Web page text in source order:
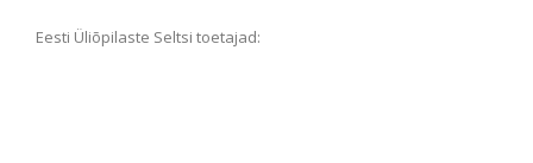
Eesti Üliõpilaste Seltsi toetajad: